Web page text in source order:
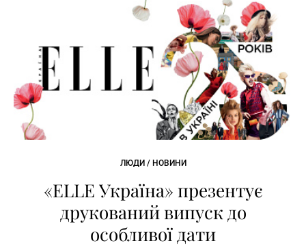
ЛЮДИ / НОВИНИ
«ELLE Україна» презентує
друкований випуск до
особливої дати